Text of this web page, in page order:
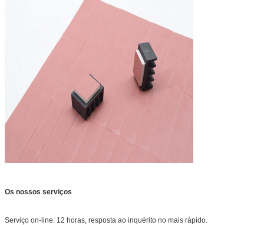
Os nossos serviços
Serviço on-line: 12 horas, resposta ao inquérito no mais rápido.